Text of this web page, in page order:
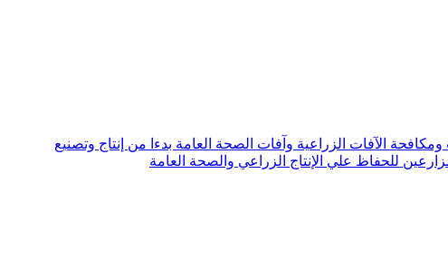
الآفات الزراعية وآفات الصحة العامة بدءا من إنتاج وتصنيع
للحفاظ علي الإنتاج الزراعي والصحة العامة